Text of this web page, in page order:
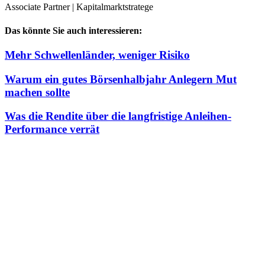
Associate Partner | Kapitalmarktstratege
Das könnte Sie auch interessieren:
Mehr Schwellenländer, weniger Risiko
Warum ein gutes Börsenhalbjahr Anlegern Mut
machen sollte
Was die Rendite über die langfristige Anleihen-
Performance verrät